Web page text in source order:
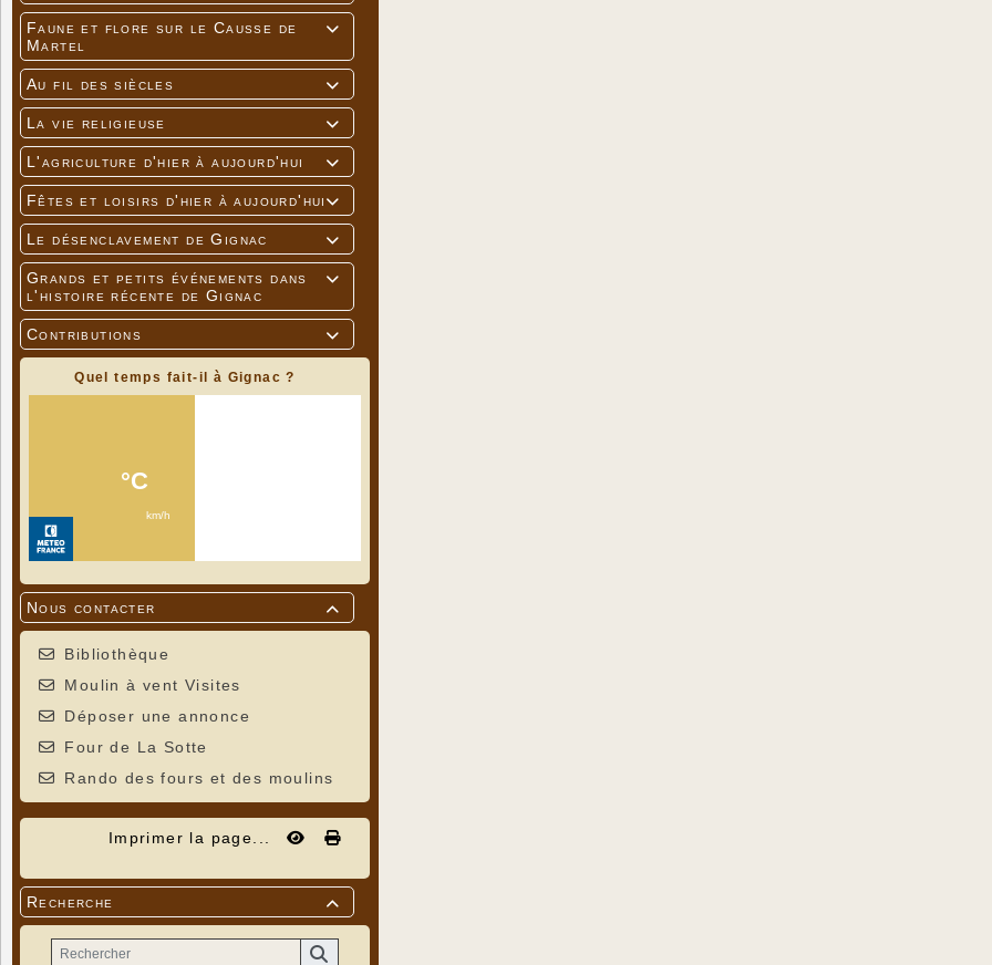

Faune et flore sur le Causse de
Martel

Au fil des siècles

La vie religieuse

L'agriculture d'hier à aujourd'hui

Fêtes et loisirs d'hier à aujourd'hui

Le désenclavement de Gignac

Grands et petits événements dans
l'histoire récente de Gignac

Contributions
Quel temps fait-il à Gignac ?

Nous contacter
Bibliothèque
Moulin à vent Visites
Déposer une annonce
Four de La Sotte
Rando des fours et des moulins
Imprimer la page...

Recherche